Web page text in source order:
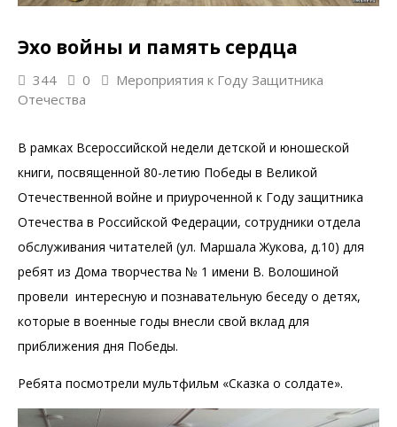
Эхо войны и память сердца
344 0
Мероприятия к Году Защитника
Отечества
В рамках Всероссийской недели детской и юношеской
книги, посвященной 80-летию Победы в Великой
Отечественной войне и приуроченной к Году защитника
Отечества в Российской Федерации, сотрудники отдела
обслуживания читателей (ул. Маршала Жукова, д.10) для
ребят из Дома творчества № 1 имени В. Волошиной
провели интересную и познавательную беседу о детях,
которые в военные годы внесли свой вклад для
приближения дня Победы.
Ребята посмотрели мультфильм «Сказка о солдате».